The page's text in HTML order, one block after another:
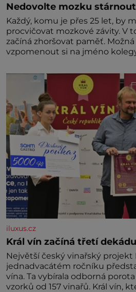
Nedovolte mozku stárnout
Každý, komu je přes 25 let, by
procvičovat mozkové závity. V
začíná zhoršovat paměť.
vzpomenout si na jméno
nedávno přečetli. Je to
kdyby se paměť rozhodla
iluxus.cz
Král vín začíná třetí dekádu
Největší český vinařský projekt
jednadvacátém ročníku
vína. Ta vybírala odborná
vzorků od 157